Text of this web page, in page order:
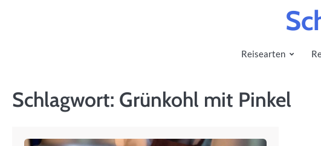
Reisearten
Schlagwort: Grünkohl mit Pinkel